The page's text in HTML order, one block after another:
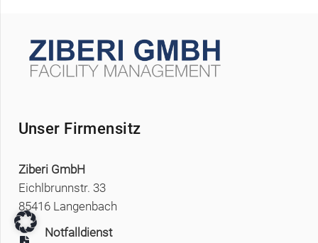
Unser Firmensitz
Ziberi GmbH
Eichlbrunnstr. 33
85416 Langenbach
Notfalldienst